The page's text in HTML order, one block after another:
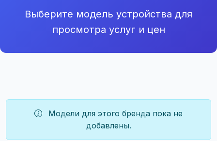
Выберите модель устройства для
просмотра услуг и цен
Модели для этого бренда пока не
добавлены.